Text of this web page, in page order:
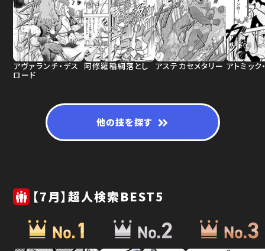
アヴァランチ・デス
ロード
阿修羅稲綱落とし アステカセメタリー アトミック
他の技を探す
【7月】超人検索BEST5